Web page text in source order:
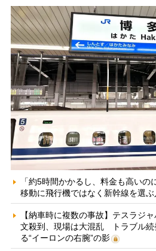
「約5時間かかるし、料金も高い
移動に飛行機ではなく新幹線を選
【納車時に複数の事故】テスラジ
文殺到、現場は大混乱 トラブル続
る“イーロンの右腕”の影